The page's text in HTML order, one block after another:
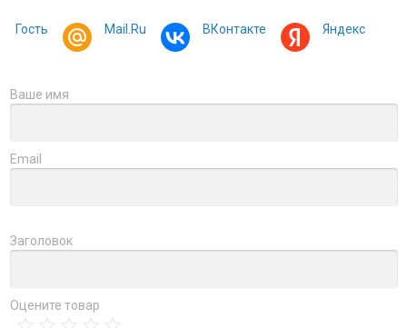
Гость Mail.Ru ВКонтакте Яндекс
Ваше имя
Email
Заголовок
Оцените товар